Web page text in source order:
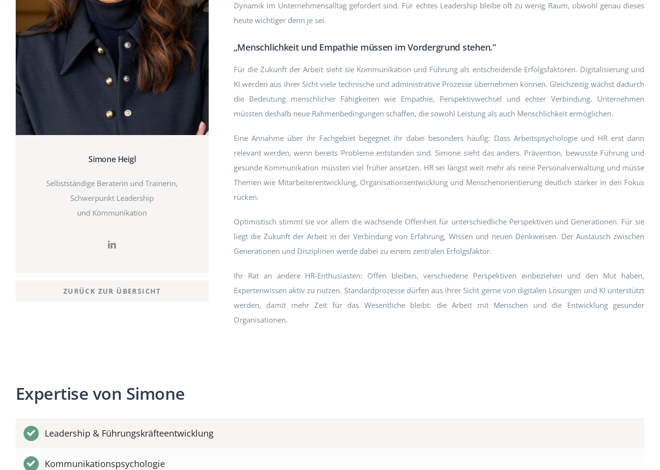
Simone Heigl
Selbstständige Beraterin und Trainerin,
Schwerpunkt Leadership
und Kommunikation
ZURÜCK ZUR ÜBERSICHT
Dynamik im Unternehmensalltag gefordert sind. Für echtes Leadership bleibe oft zu wenig Raum, obwohl genau dieses
heute wichtiger denn je sei.
„Menschlichkeit und Empathie müssen im Vordergrund stehen.“
Für die Zukunft der Arbeit sieht sie Kommunikation und Führung als entscheidende Erfolgsfaktoren. Digitalisierung und
KI werden aus ihrer Sicht viele technische und administrative Prozesse übernehmen können. Gleichzeitig wächst dadurch
die Bedeutung menschlicher Fähigkeiten wie Empathie, Perspektivwechsel und echter Verbindung. Unternehmen
müssten deshalb neue Rahmenbedingungen schaffen, die sowohl Leistung als auch Menschlichkeit ermöglichen.
Eine Annahme über ihr Fachgebiet begegnet ihr dabei besonders häufig: Dass Arbeitspsychologie und HR erst dann
relevant werden, wenn bereits Probleme entstanden sind. Simone sieht das anders. Prävention, bewusste Führung und
gesunde Kommunikation müssten viel früher ansetzen. HR sei längst weit mehr als reine Personalverwaltung und müsse
Themen wie Mitarbeiterentwicklung, Organisationsentwicklung und Menschenorientierung deutlich stärker in den Fokus
rücken.
Optimistisch stimmt sie vor allem die wachsende Offenheit für unterschiedliche Perspektiven und Generationen. Für sie
liegt die Zukunft der Arbeit in der Verbindung von Erfahrung, Wissen und neuen Denkweisen. Der Austausch zwischen
Generationen und Disziplinen werde dabei zu einem zentralen Erfolgsfaktor.
Ihr Rat an andere HR-Enthusiasten: Offen bleiben, verschiedene Perspektiven einbeziehen und den Mut haben,
Expertenwissen aktiv zu nutzen. Standardprozesse dürfen aus ihrer Sicht gerne von digitalen Lösungen und KI unterstützt
werden, damit mehr Zeit für das Wesentliche bleibt: die Arbeit mit Menschen und die Entwicklung gesunder
Organisationen.
Expertise von Simone
Leadership & Führungskräfteentwicklung
Kommunikationspsychologie